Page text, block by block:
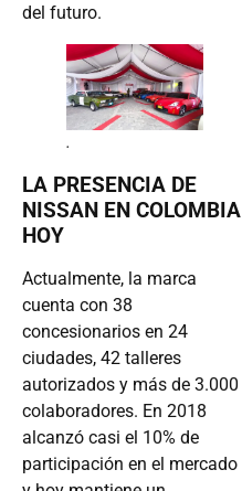
del futuro.
.
LA PRESENCIA DE
NISSAN EN COLOMBIA
HOY
Actualmente, la marca
cuenta con 38
concesionarios en 24
ciudades, 42 talleres
autorizados y más de 3.000
colaboradores. En 2018
alcanzó casi el 10% de
participación en el mercado